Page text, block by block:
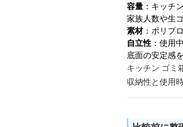
容量 ：キッチ
家族人数や生
素材：ポリプ
自立性 ：使用
底面の安定感
キッチン ゴミ
収納性と使用